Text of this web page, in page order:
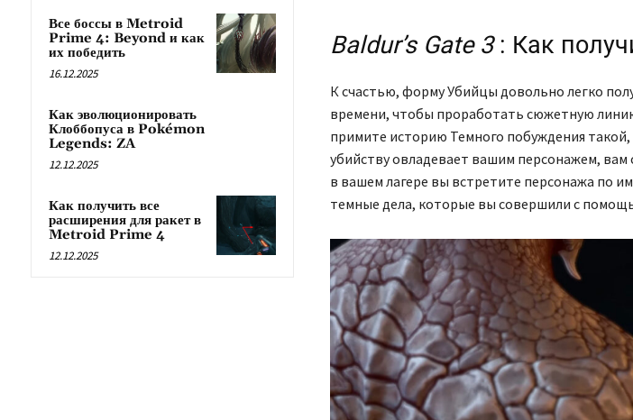
Все боссы в Metroid
Prime 4: Beyond и как
их победить
16.12.2025
Как эволюционировать
Клоббопуса в Pokémon
Legends: ZA
12.12.2025
Как получить все
расширения для ракет в
Metroid Prime 4
12.12.2025
Baldur’s Gate 3: Как
К счастью, форму Убийцы довольно легко
времени, чтобы проработать сюжетную
примите историю Темного побуждения такой,
убийству овладевает вашим персонажем, вам
в вашем лагере вы встретите персонажа по
темные дела, которые вы совершили с